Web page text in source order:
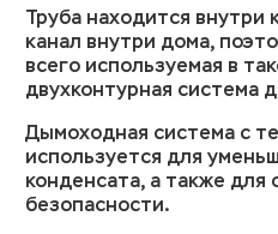
Труба находится внутри
канал внутри дома,
всего используемая в
двухконтурная система
Дымоходная система с
используется для
конденсата, а также
безопасности.